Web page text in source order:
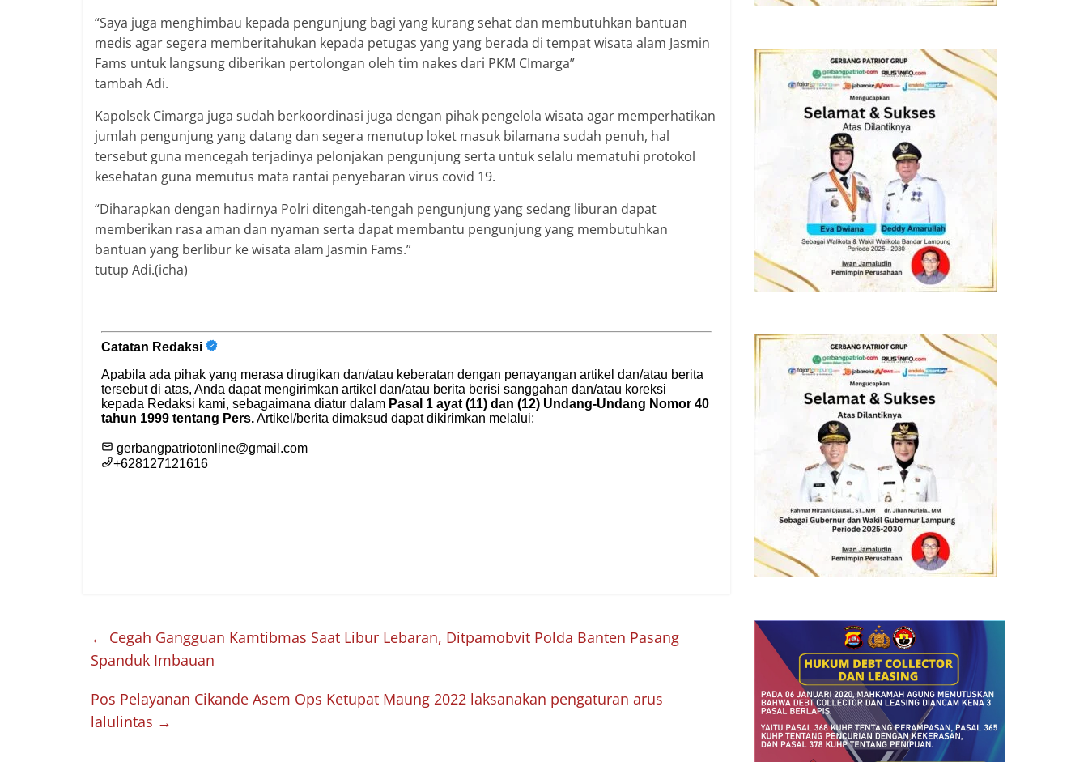
“Saya juga menghimbau kepada pengunjung bagi yang kurang sehat dan membutuhkan bantuan
medis agar segera memberitahukan kepada petugas yang yang berada di tempat wisata alam Jasmin
Fams untuk langsung diberikan pertolongan oleh tim nakes dari PKM CImarga”
tambah Adi.
Kapolsek Cimarga juga sudah berkoordinasi juga dengan pihak pengelola wisata agar memperhatikan
jumlah pengunjung yang datang dan segera menutup loket masuk bilamana sudah penuh, hal
tersebut guna mencegah terjadinya pelonjakan pengunjung serta untuk selalu mematuhi protokol
kesehatan guna memutus mata rantai penyebaran virus covid 19.
“Diharapkan dengan hadirnya Polri ditengah-tengah pengunjung yang sedang liburan dapat
memberikan rasa aman dan nyaman serta dapat membantu pengunjung yang membutuhkan
bantuan yang berlibur ke wisata alam Jasmin Fams.”
tutup Adi.(icha)
← Cegah Gangguan Kamtibmas Saat Libur Lebaran, Ditpamobvit Polda Banten Pasang
Spanduk Imbauan
Pos Pelayanan Cikande Asem Ops Ketupat Maung 2022 laksanakan pengaturan arus
lalulintas →